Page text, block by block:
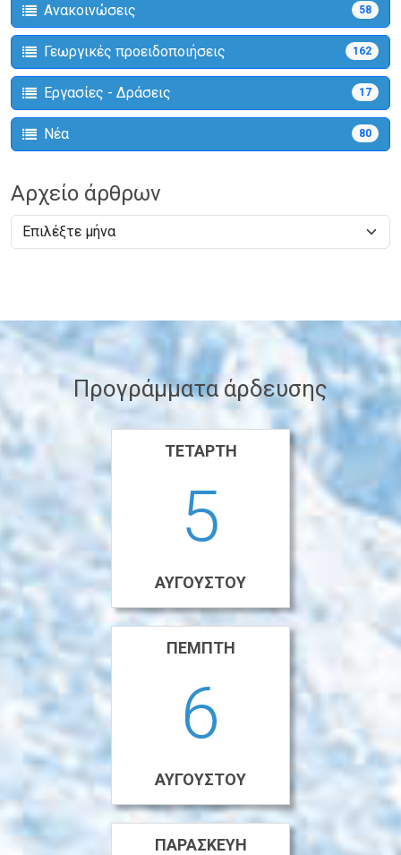
Ανακοινώσεις 58
Γεωργικές προειδοποιήσεις 162
Εργασίες - Δράσεις 17
Νέα 80
Αρχείο άρθρων
Προγράμματα άρδευσης
ΤΕΤΆΡΤΗ
5
ΑΥΓΟΎΣΤΟΥ
ΠΈΜΠΤΗ
6
ΑΥΓΟΎΣΤΟΥ
ΠΑΡΑΣΚΕΥΉ